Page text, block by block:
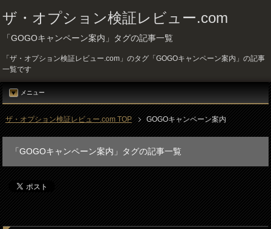
ザ・オプション検証レビュー.com
「GOGOキャンペーン案内」タグの記事一覧
「ザ・オプション検証レビュー.com」のタグ「GOGOキャンペーン案内」の記事
一覧です
メニュー
ザ・オプション検証レビュー.com TOP GOGOキャンペーン案内
「GOGOキャンペーン案内」タグの記事一覧